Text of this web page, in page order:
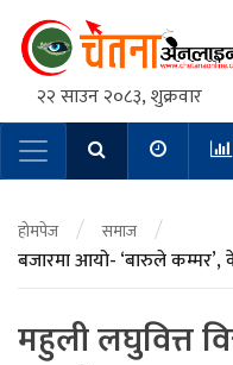
२२ साउन २०८३, शुक्रवार
Main
होमपेज / समाज /
बजारमा आयो- ‘बारुले
महुली लघुवित्त